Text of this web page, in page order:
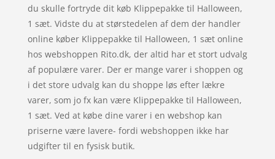
du skulle fortryde dit køb Klippepakke til Halloween,
1 sæt. Vidste du at størstedelen af dem der handler
online køber Klippepakke til Halloween, 1 sæt online
hos webshoppen Rito.dk, der altid har et stort udvalg
af populære varer. Der er mange varer i shoppen og
i det store udvalg kan du shoppe løs efter lækre
varer, som jo fx kan være Klippepakke til Halloween,
1 sæt. Ved at købe dine varer i en webshop kan
priserne være lavere- fordi webshoppen ikke har
udgifter til en fysisk butik.